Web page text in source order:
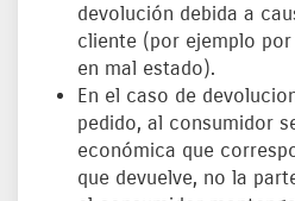
devolución debida a
cliente (por ejemplo
en mal estado).
En el caso de
pedido, al consumidor
económica que
que devuelve, no la